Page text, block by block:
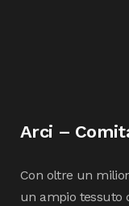
Arci –
Con oltre un
un ampio tessuto